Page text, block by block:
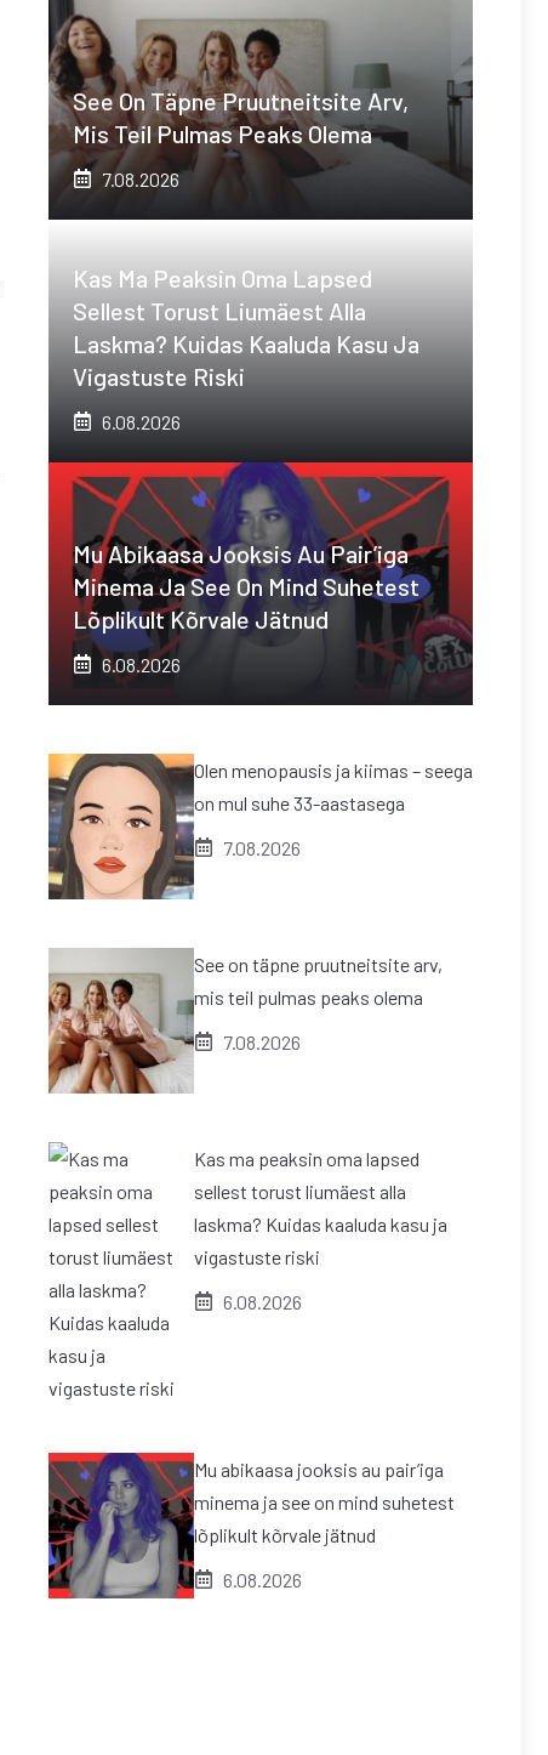
See On Täpne Pruutneitsite Arv,
Mis Teil Pulmas Peaks Olema
7.08.2026
Kas Ma Peaksin Oma Lapsed
Sellest Torust Liumäest Alla
Laskma? Kuidas Kaaluda Kasu Ja
Vigastuste Riski
6.08.2026
Mu Abikaasa Jooksis Au Pair’iga
Minema Ja See On Mind Suhetest
Lõplikult Kõrvale Jätnud
6.08.2026
Olen menopausis ja kiimas – seega
on mul suhe 33-aastasega
7.08.2026
See on täpne pruutneitsite arv,
mis teil pulmas peaks olema
7.08.2026
Kas ma peaksin oma lapsed
sellest torust liumäest alla
laskma? Kuidas kaaluda kasu ja
vigastuste riski
6.08.2026
Mu abikaasa jooksis au pair’iga
minema ja see on mind suhetest
lõplikult kõrvale jätnud
6.08.2026